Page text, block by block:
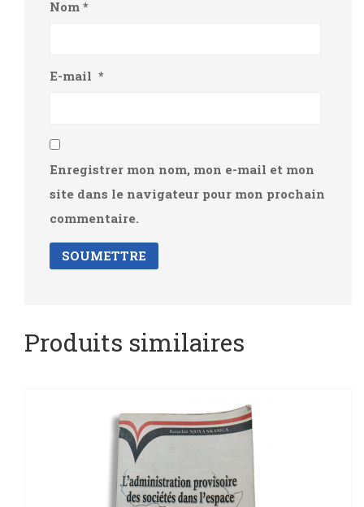
Nom *
E-mail *
Enregistrer mon nom, mon e-mail et mon
site dans le navigateur pour mon prochain
commentaire.
Produits similaires